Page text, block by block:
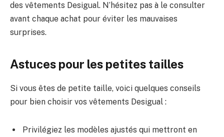
des vêtements Desigual. N’hésitez pas à le consulter
avant chaque achat pour éviter les mauvaises
surprises.
Astuces pour les petites tailles
Si vous êtes de petite taille, voici quelques conseils
pour bien choisir vos vêtements Desigual :
Privilégiez les modèles ajustés qui mettront en